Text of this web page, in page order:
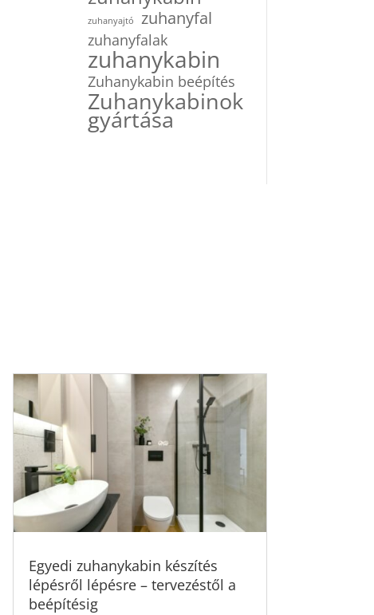
zuhanyajtó zuhanyfal
zuhanyfalak
zuhanykabin
Zuhanykabin beépítés
Zuhanykabinok
gyártása
Egyedi zuhanykabin készítés
lépésről lépésre – tervezéstől a
beépítésig